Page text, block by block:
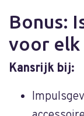
Bonus:
voor elk
Kansrijk bij: